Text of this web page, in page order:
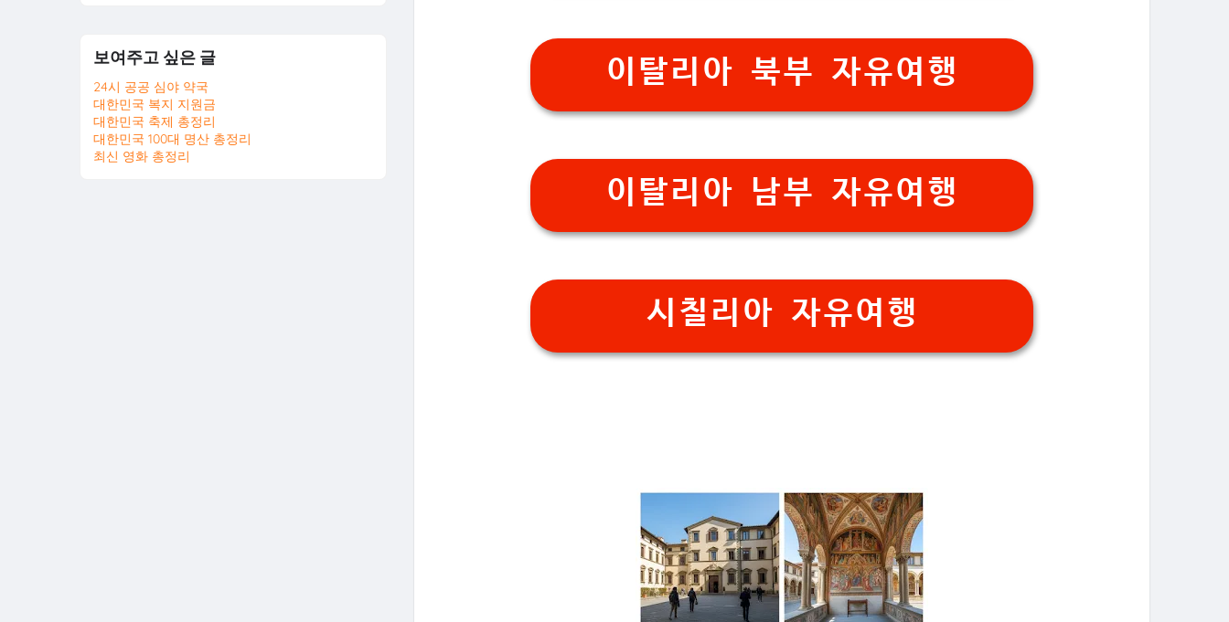
이탈리아 북부 자유여행
이탈리아 남부 자유여행
시칠리아 자유여행
보여주고 싶은 글
24시 공공 심야 약국
대한민국 복지 지원금
대한민국 축제 총정리
대한민국 100대 명산 총정리
최신 영화 총정리